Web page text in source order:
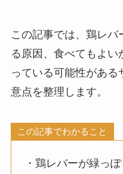
この記事では、鶏レ
る原因、食べてもよ
っている可能性があ
意点を整理します。
この記事でわかること
・鶏レバーが緑っ